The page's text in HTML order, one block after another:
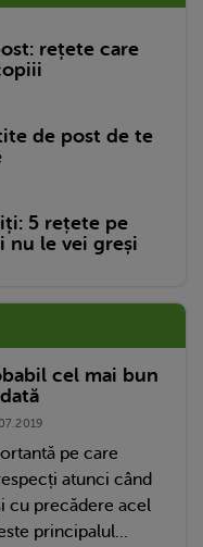
rețete care
de post de te
5 rețete pe
nu le vei greși
cel mai bun
pe care
atunci când
cu precădere acel
principalul...